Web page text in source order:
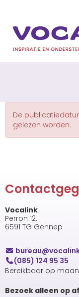
De
gelezen worden.
Vocalink
Perron 12,
6591 TG Gennep
uaerub
(085) 124 95 35
Bereikbaar op
Bezoek alleen op